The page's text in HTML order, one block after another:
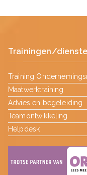
Trainingen/
Training
Maatwerktraining
Advies en begeleiding
Teamontwikkeling
Helpdesk